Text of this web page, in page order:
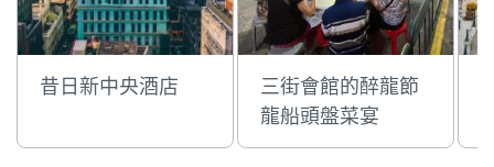
昔日新中央酒店
三街會館的醉龍節
龍船頭盤菜宴